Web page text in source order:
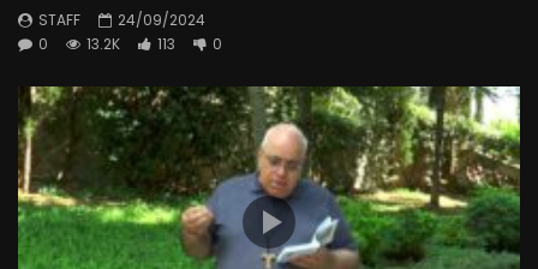
STAFF
24/09/2024
0
13.2K 113 0